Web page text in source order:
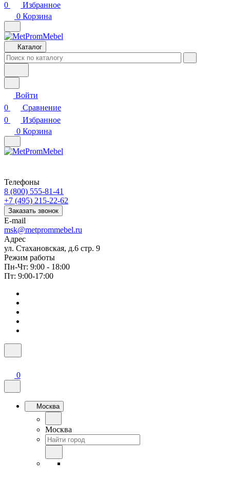
0
Избранное
0 Корзина
Каталог
Войти
0
Сравнение
0
Избранное
0 Корзина
Телефоны
8 (800) 555-81-41
+7 (495) 215-22-62
Заказать звонок
E-mail
msk@metprommebel.ru
Адрес
ул. Стахановская, д.6 стр. 9
Режим работы
Пн-Чт: 9:00 - 18:00
Пт: 9:00-17:00
0
Москва
Москва